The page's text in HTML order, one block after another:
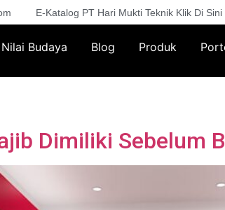
E-Katalog PT Hari Mukti Teknik Klik Di Sini
Budaya Blog Produk
Dimiliki Sebelum